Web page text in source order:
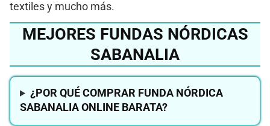
textiles y mucho más.
MEJORES FUNDAS NÓRDICAS
SABANALIA
¿POR QUÉ COMPRAR FUNDA NÓRDICA
SABANALIA ONLINE BARATA?